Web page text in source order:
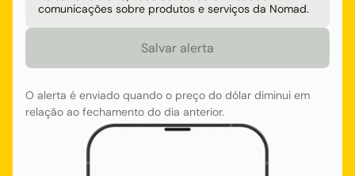
comunicações sobre produtos e serviços da Nomad.
O alerta é enviado quando o preço do dólar diminui em
relação ao fechamento do dia anterior.